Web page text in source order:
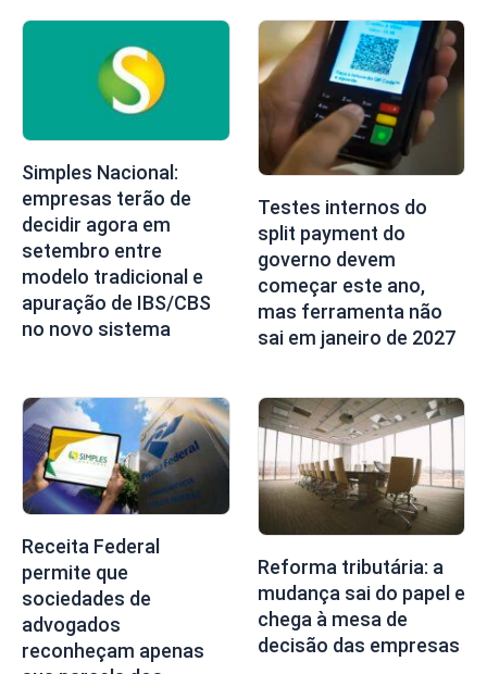
Simples Nacional:
empresas terão de
decidir agora em
setembro entre
modelo tradicional e
apuração de IBS/CBS
no novo sistema
Testes internos do
split payment do
governo devem
começar este ano,
mas ferramenta não
sai em janeiro de 2027
Receita Federal
permite que
sociedades de
advogados
reconheçam apenas
Reforma tributária: a
mudança sai do papel e
chega à mesa de
decisão das empresas